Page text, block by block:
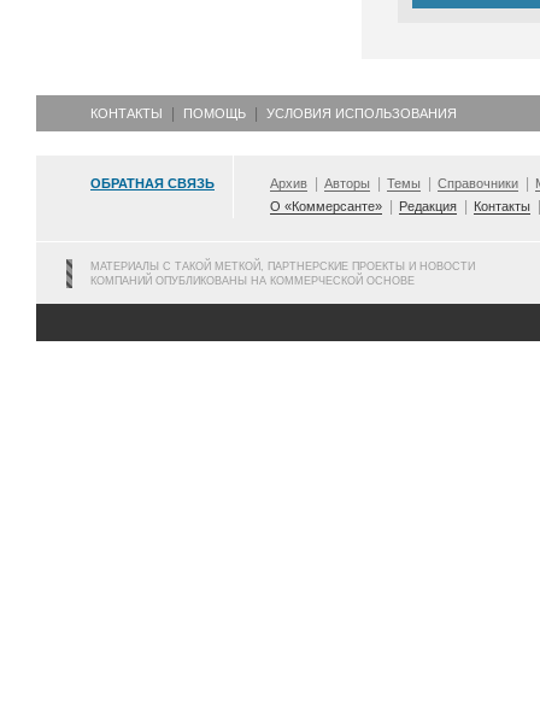
КОНТАКТЫ ПОМОЩЬ УСЛОВИЯ ИСПОЛЬЗОВАНИЯ
ОБРАТНАЯ СВЯЗЬ Архив Авторы Темы Справочники
О «Коммерсанте»
Редакция Контакты
МАТЕРИАЛЫ С ТАКОЙ МЕТКОЙ, ПАРТНЕРСКИЕ ПРОЕКТЫ И НОВОСТИ
КОМПАНИЙ ОПУБЛИКОВАНЫ НА КОММЕРЧЕСКОЙ ОСНОВЕ